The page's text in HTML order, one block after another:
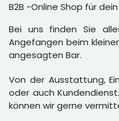
B2B -Online Shop für
Bei uns finden Sie
Angefangen beim
angesagten Bar.
Von der Ausstattung,
oder auch
können wir gerne